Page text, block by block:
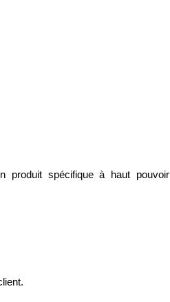
produit spécifique à haut pouvoir